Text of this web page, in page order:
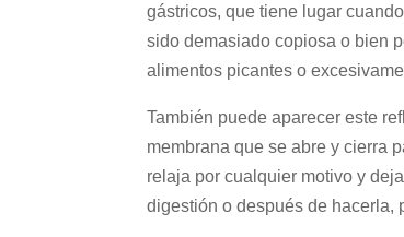
gástricos, que tiene lugar
sido demasiado copiosa o bien
alimentos picantes o
También puede aparecer este
membrana que se abre y cierra
relaja por cualquier motivo y
digestión o después de hacerla,